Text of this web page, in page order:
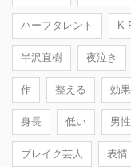
ハーフタレント K-
半沢直樹 夜泣き
作 整える 効果
身長 低い 男
ブレイク芸人 表情